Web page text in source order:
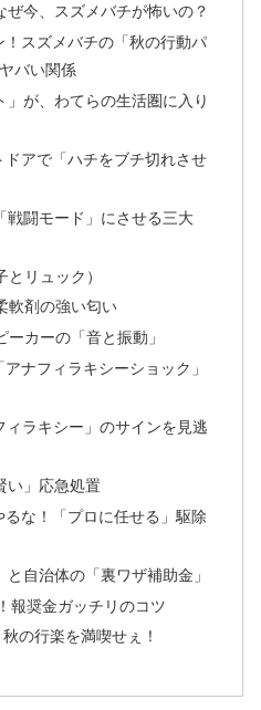
ぜ今、スズメバチが怖いの？
！スズメバチの「秋の行動パ
バい関係
」が、わてらの生活圏に入り
ドアで「ハチをブチ切れさせ
戦闘モード」にさせる三大
リュック）
軟剤の強い匂い
カーの「音と振動」
ナフィラキシーショック」
ラキシー」のサインを見逃
い」応急処置
な！「プロに任せる」駆除
自治体の「裏ワザ補助金」
報奨金ガッチリのコツ
の行楽を満喫せぇ！